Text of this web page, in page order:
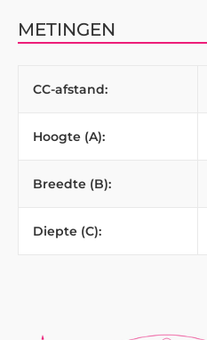
METINGEN
CC-afstand:
Hoogte (A):
Breedte (B):
Diepte (C):